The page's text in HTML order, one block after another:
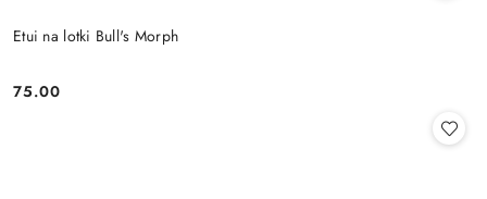
Etui na lotki Bull's Morph
Cena:
75.00